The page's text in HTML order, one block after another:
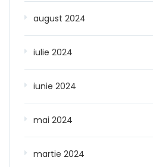
august 2024
iulie 2024
iunie 2024
mai 2024
martie 2024